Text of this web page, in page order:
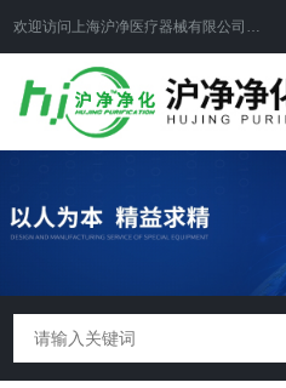
欢迎访问上海沪净医疗器械有限公司网站！